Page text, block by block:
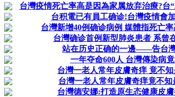
台灣疫情死亡率高是因為家属放弃治療?台
台积電已有員工确诊!台灣疫情會
台灣新增40例确诊病例 媒體指死亡
台灣确诊首例新型肺炎患者 系曾
站在历史正确的一邊——告台
一年夺命600人 台灣傳染病
台灣一老人常年皮膚奇痒 竟不
台灣一老人常年皮膚奇痒竟不
台灣德安娜:打造原生态健康皮